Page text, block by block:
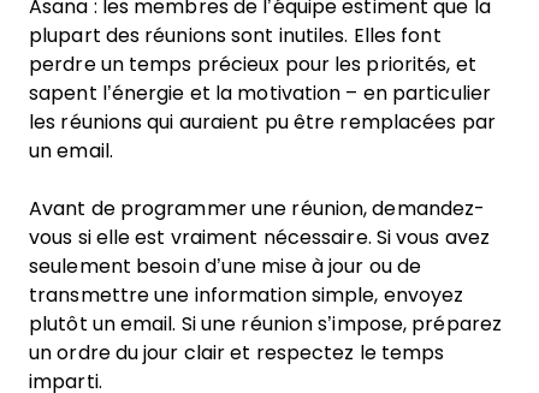
Asana : les membres de l’équipe estiment que la
plupart des réunions sont inutiles. Elles font
perdre un temps précieux pour les priorités, et
sapent l’énergie et la motivation – en particulier
les réunions qui auraient pu être remplacées par
un email.
Avant de programmer une réunion, demandez-
vous si elle est vraiment nécessaire. Si vous avez
seulement besoin d’une mise à jour ou de
transmettre une information simple, envoyez
plutôt un email. Si une réunion s’impose, préparez
un ordre du jour clair et respectez le temps
imparti.